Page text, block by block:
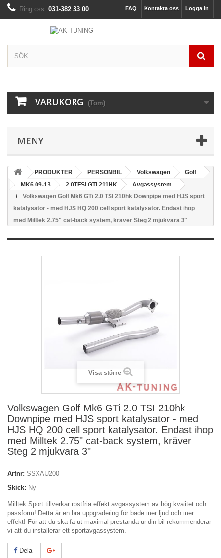
Logga in
Kontakta oss
FAQ
Ring oss: 031-382 33 00
VARUKORG (Tom)
MENY
PRODUKTER PERSONBIL Volkswagen
Golf
MK6 09-13
2.0TFSI GTI 211HK
Avgassystem
Volkswagen Golf Mk6 GTi 2.0 TSI 210hk Downpipe med HJS sport
katalysator - med HJS HQ 200 cell sport katalysator. Endast ihop
med Milltek 2.75" cat-back system, kräver Steg 2 mjukvara 3"
Visa större
Volkswagen Golf Mk6 GTi 2.0 TSI 210hk
Downpipe med HJS sport katalysator - med
HJS HQ 200 cell sport katalysator. Endast ihop
med Milltek 2.75" cat-back system, kräver
Steg 2 mjukvara 3"
Artnr: SSXAU200
Skick: Ny
Milltek Sport tillverkar rostfria effekt avgassystem av hög kvalitet och
passform! Detta är en bra uppgradering för både mer ljud och mer
effekt! För att du ska få ut maximal prestanda ur din bil rekommenderar
vi att du installerar ett sportavgassystem.
Dela